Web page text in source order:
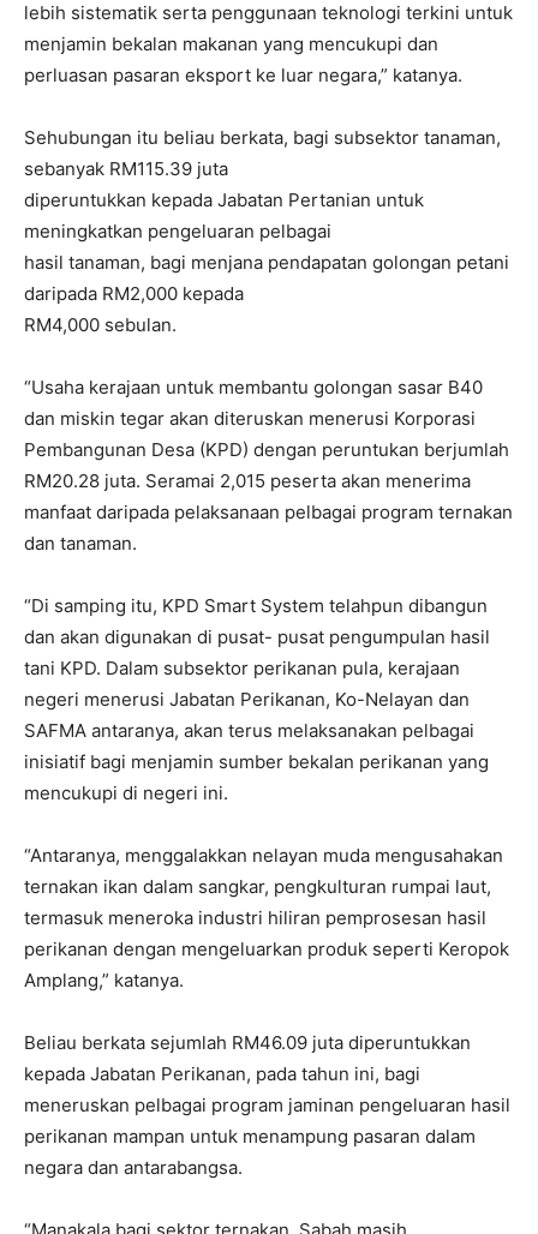
lebih sistematik serta penggunaan teknologi terkini untuk
menjamin bekalan makanan yang mencukupi dan
perluasan pasaran eksport ke luar negara,” katanya.
Sehubungan itu beliau berkata, bagi subsektor tanaman,
sebanyak RM115.39 juta
diperuntukkan kepada Jabatan Pertanian untuk
meningkatkan pengeluaran pelbagai
hasil tanaman, bagi menjana pendapatan golongan petani
daripada RM2,000 kepada
RM4,000 sebulan.
“Usaha kerajaan untuk membantu golongan sasar B40
dan miskin tegar akan diteruskan menerusi Korporasi
Pembangunan Desa (KPD) dengan peruntukan berjumlah
RM20.28 juta. Seramai 2,015 peserta akan menerima
manfaat daripada pelaksanaan pelbagai program ternakan
dan tanaman.
“Di samping itu, KPD Smart System telahpun dibangun
dan akan digunakan di pusat- pusat pengumpulan hasil
tani KPD. Dalam subsektor perikanan pula, kerajaan
negeri menerusi Jabatan Perikanan, Ko-Nelayan dan
SAFMA antaranya, akan terus melaksanakan pelbagai
inisiatif bagi menjamin sumber bekalan perikanan yang
mencukupi di negeri ini.
“Antaranya, menggalakkan nelayan muda mengusahakan
ternakan ikan dalam sangkar, pengkulturan rumpai laut,
termasuk meneroka industri hiliran pemprosesan hasil
perikanan dengan mengeluarkan produk seperti Keropok
Amplang,” katanya.
Beliau berkata sejumlah RM46.09 juta diperuntukkan
kepada Jabatan Perikanan, pada tahun ini, bagi
meneruskan pelbagai program jaminan pengeluaran hasil
perikanan mampan untuk menampung pasaran dalam
negara dan antarabangsa.